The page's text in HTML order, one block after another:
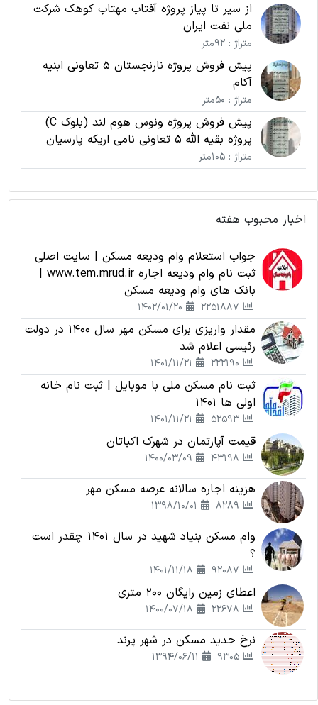
از سیر تا پیاز پروژه آفتاب مهتاب کوهک شرکت
ملی نفت ایران
متراژ : 92متر
پیش فروش پروژه نارنجستان 5 تعاونی ابنیه
آکام
متراژ : 50متر
پیش فروش پروژه ونوس هوم لند (بلوک C)
پروژه بقیه الله 5 تعاونی نامی اریکه پارسیان
متراژ : 105متر
اخبار محبوب هفته
جواب استعلام وام ودیعه مسکن | سایت اصلی
ثبت نام وام ودیعه اجاره www.tem.mrud.ir |
بانک های وام ودیعه مسکن
مقدار واریزی برای مسکن مهر سال 1400 در دولت
رئیسی اعلام شد
ثبت نام مسکن ملی با موبایل | ثبت نام خانه
اولی ها 1401
قیمت آپارتمان در شهرک اکباتان
هزینه اجاره سالانه عرصه مسکن مهر
وام مسکن بنیاد شهید در سال 1401 چقدر است
؟
اعطای زمین رایگان 200 متری
نرخ جدید مسکن در شهر پرند